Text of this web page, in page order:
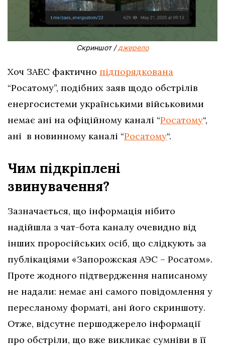
Скриншот /джерело
Хоч ЗАЕС фактично підпорядкована
“Росатому”, подібних заяв щодо обстрілів
енергосистеми українськими військовими
немає ані на офіційному каналі “Росатому“,
ані в новинному каналі “Росатому“.
Чим підкріплені
звинувачення?
Зазначається, що інформація нібито
надійшла з чат-бота каналу очевидно від
інших проросійських осіб, що слідкують за
публікаціями «Запорожская АЭС – Росатом».
Проте жодного підтвердження написаному
не надали: немає ані самого повідомлення у
пересланому форматі, ані його скриншоту.
Отже, відсутнє першоджерело інформації
про обстріли, що вже викликає сумніви в її